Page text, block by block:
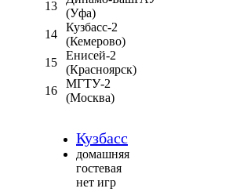
13
(Уфа)
14
Кузбасс-2
(Кемерово)
15
Енисей-2
(Красноярск)
16
МГТУ-2
(Москва)
Кузбасс
домашняя
гостевая
нет игр